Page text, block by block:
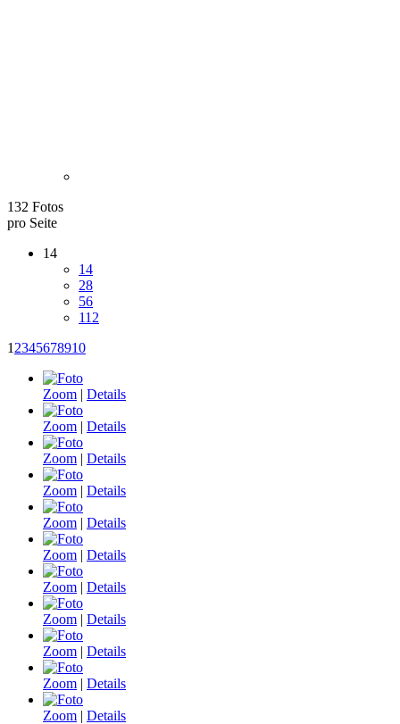
132 Fotos
pro Seite
14
14
28
56
112
1 2345678910
Zoom | Details
Zoom | Details
Zoom | Details
Zoom | Details
Zoom | Details
Zoom | Details
Zoom | Details
Zoom | Details
Zoom | Details
Zoom | Details
Zoom | Details